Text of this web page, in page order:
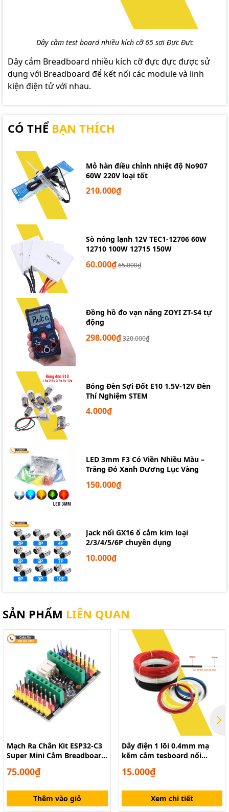
Dây cắm test board nhiều kích cỡ 65 sợi Đực Đực
Dây cắm Breadboard nhiều kích cỡ đực đực được sử
dụng với Breadboard để kết nối các module và linh
kiện điện tử với nhau.
CÓ THỂ BẠN THÍCH
Mỏ hàn điều chỉnh nhiệt độ No907
60W 220V loại tốt
210.000₫
Sò nóng lạnh 12V TEC1-12706 60W
12710 100W 12715 150W
60.000₫65.000₫
Đồng hồ đo vạn năng ZOYI ZT-S4 tự
động
298.000₫320.000₫
Bóng Đèn Sợi Đốt E10 1.5V-12V Đèn
Thí Nghiệm STEM
4.000₫
LED 3mm F3 Có Viền Nhiều Màu –
Trắng Đỏ Xanh Dương Lục Vàng
150.000₫
Jack nối GX16 ổ cắm kim loại
2/3/4/5/6P chuyên dụng
10.000₫
SẢN PHẨM LIÊN QUAN
Mạch Ra Chân Kit ESP32-C3
Super Mini Cắm Breadboard
75.000₫
Thêm vào giỏ
Dây điện 1 lõi 0.4mm mạ
kẽm cắm tesboard nối
15.000₫
Xem chi tiết